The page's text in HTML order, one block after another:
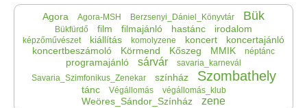
Agora Agora-MSH Berzsenyi_Dániel_Könyvtár Bük
Bükfürdő film filmajánló hastánc irodalom
képzőművészet kiállítás komolyzene koncert
koncertajánló
koncertbeszámoló
Körmend Kőszeg MMIK néptánc
programajánló sárvár
savaria_karnevál
Savaria_Szimfonikus_Zenekar
színház Szombathely
tánc Végállomás végállomás_klub
Weöres_Sándor_Színház zene